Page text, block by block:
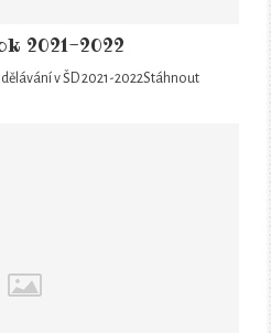
2021-2022
v ŠD 2021-2022Stáhnout